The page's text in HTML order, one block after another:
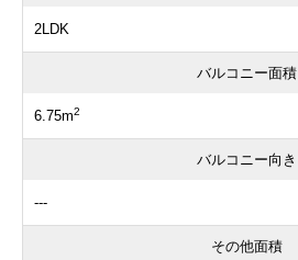
2LDK
バルコニー面積
6.75m2
バルコニー向き
---
その他面積